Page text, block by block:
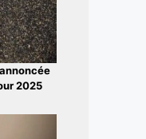
2025